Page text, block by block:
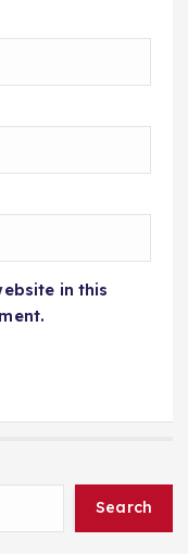
in this
Search